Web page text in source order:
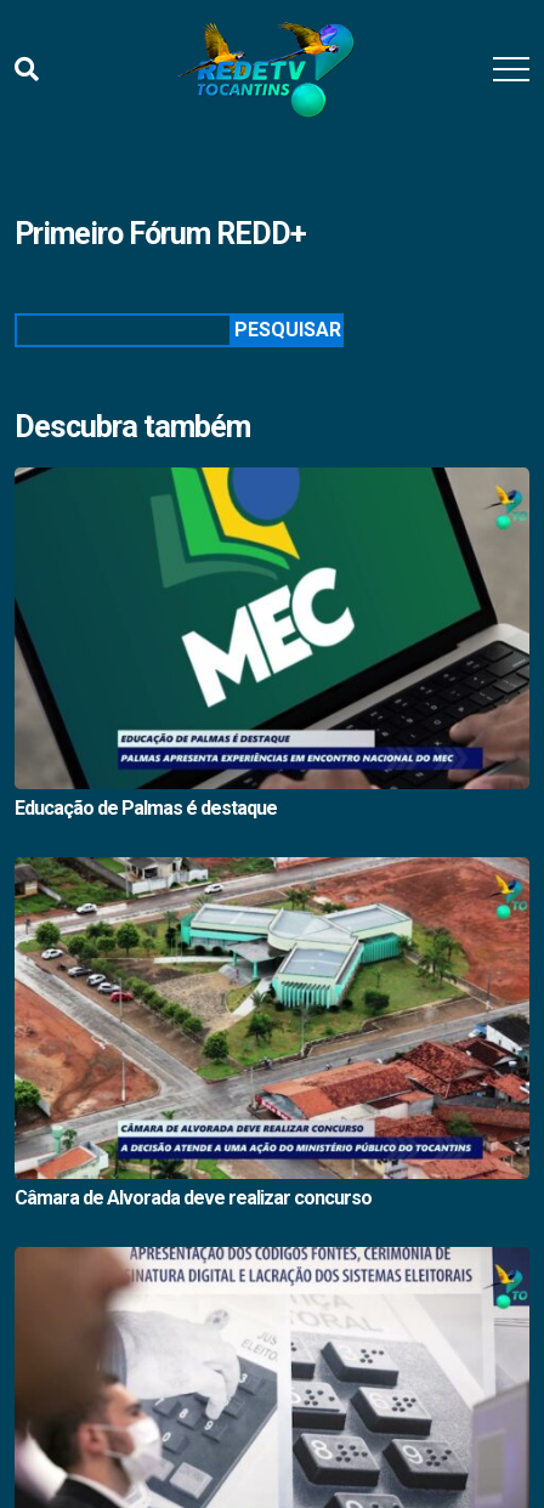
Primeiro Fórum REDD+
PESQUISAR
Descubra também
Educação de Palmas é destaque
Câmara de Alvorada deve realizar concurso